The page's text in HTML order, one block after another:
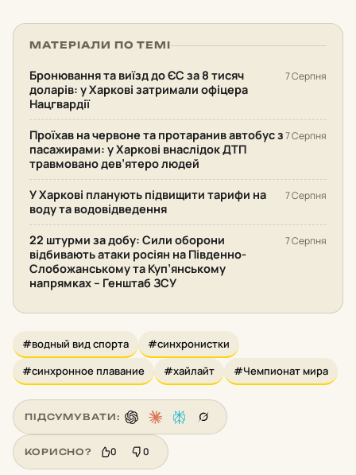
МАТЕРІАЛИ ПО ТЕМІ
Бронювання та виїзд до ЄС за 8 тисяч
доларів: у Харкові затримали офіцера
Нацгвардії
7 Серпня
Проїхав на червоне та протаранив автобус з
пасажирами: у Харкові внаслідок ДТП
травмовано дев’ятеро людей
7 Серпня
У Харкові планують підвищити тарифи на
воду та водовідведення
7 Серпня
22 штурми за добу: Сили оборони
відбивають атаки росіян на Південно-
Слобожанському та Куп’янському
напрямках – Генштаб ЗСУ
7 Серпня
#водный вид спорта
#синхронистки
#синхронное плавание
#хайлайт #Чемпионат мира
ПІДСУМУВАТИ:
КОРИСНО? 0 0